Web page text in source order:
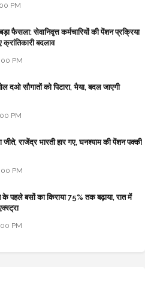
PM
फैसला: सेवानिवृत्त कर्मचारियों की पेंशन प्रक्रिया
बदलाव
PM
दओ सौगातों को पिटारा, भैया, बदल जाएगी
PM
जीते, राजेंद्र भारती हार गए, घनश्याम की पेंशन पक्की
PM
के पहले बसों का किराया 75% तक बढ़ाया, रात में
PM